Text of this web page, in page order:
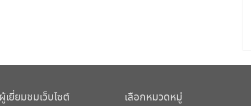
เยี่ยมชมเว็บไซต์ เลือกหมวดหมู่